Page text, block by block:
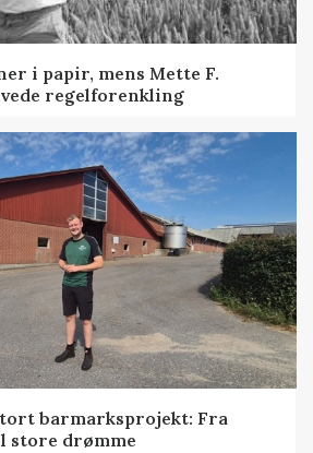
i papir, mens Mette F.
regelforenkling
barmarksprojekt: Fra
store drømme